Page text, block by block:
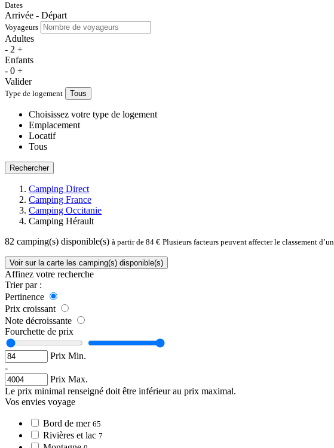
Dates
Arrivée - Départ
Voyageurs
Adultes
- 2 +
Enfants
- 0 +
Valider
Type de logement Tous
Choisissez votre type de logement
Emplacement
Locatif
Tous
Rechercher
Camping Direct
Camping France
Camping Occitanie
Camping Hérault
82 camping(s) disponible(s) à partir de 84 € Plusieurs facteurs peuvent affecter le classement
Voir sur la carte les camping(s) disponible(s)
Affinez votre recherche
Trier par :
Pertinence
Prix croissant
Note décroissante
Fourchette de prix
Prix Min.
-
Prix Max.
Le prix minimal renseigné doit être inférieur au prix maximal.
Vos envies voyage
Bord de mer 65
Rivières et lac 7